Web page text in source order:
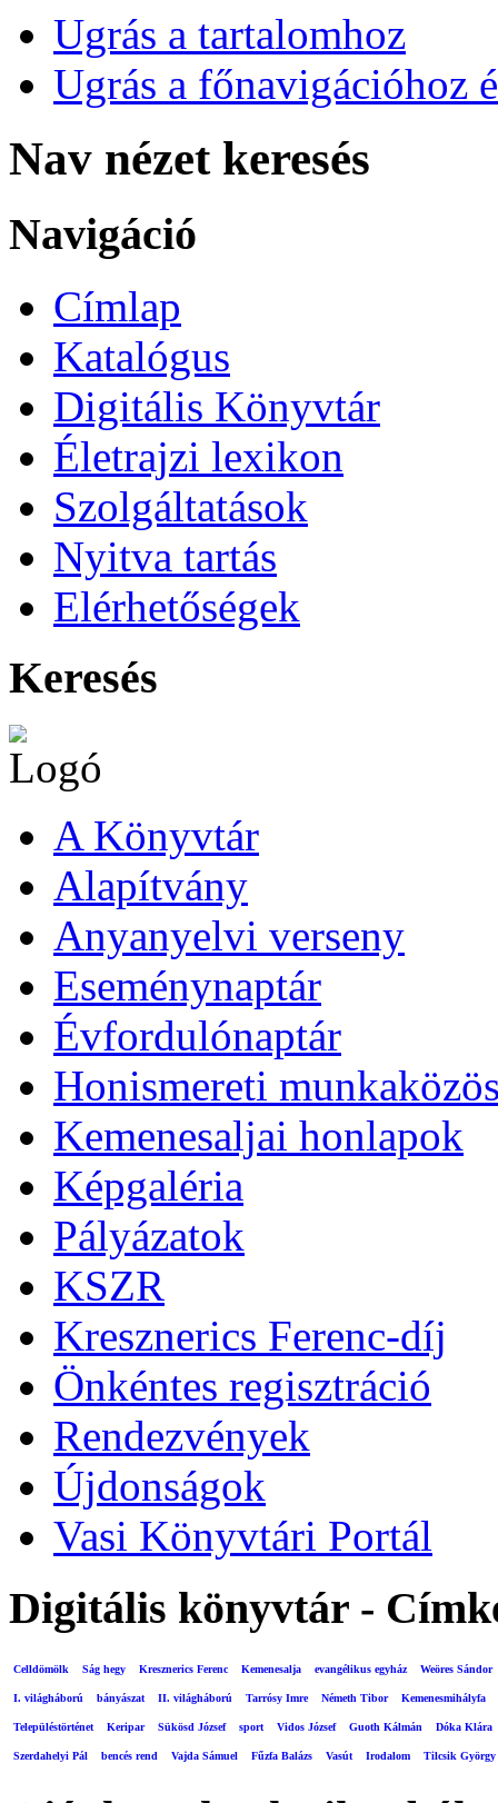
Ugrás a tartalomhoz
Ugrás a főnavigációhoz
Nav nézet keresés
Navigáció
Címlap
Katalógus
Digitális Könyvtár
Életrajzi lexikon
Szolgáltatások
Nyitva tartás
Elérhetőségek
Keresés
A Könyvtár
Alapítvány
Anyanyelvi verseny
Eseménynaptár
Évfordulónaptár
Honismereti
Kemenesaljai honlapok
Képgaléria
Pályázatok
KSZR
Kresznerics Ferenc-díj
Önkéntes regisztráció
Rendezvények
Újdonságok
Vasi Könyvtári Portál
Digitális könyvtár -
Celldömölk Ság hegy Kresznerics Ferenc Kemenesalja evangélikus egyház Weöres Sándor
I. világháború bányászat II. világháború Tarrósy Imre Németh Tibor Kemenesmihályfa
Településtörténet Keripar Sükösd József sport Vidos József Guoth Kálmán Dóka Klára
Szerdahelyi Pál bencés rend Vajda Sámuel Fűzfa Balázs Vasút Irodalom Tilcsik György